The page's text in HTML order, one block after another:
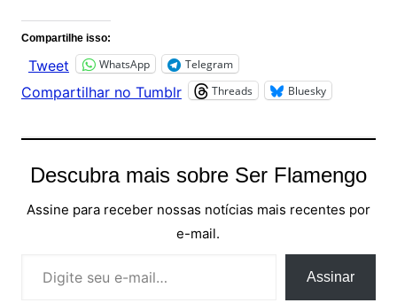
Compartilhe isso:
Tweet WhatsApp Telegram
Compartilhar no Tumblr Threads Bluesky
Descubra mais sobre Ser Flamengo
Assine para receber nossas notícias mais recentes por
e-mail.
Assinar